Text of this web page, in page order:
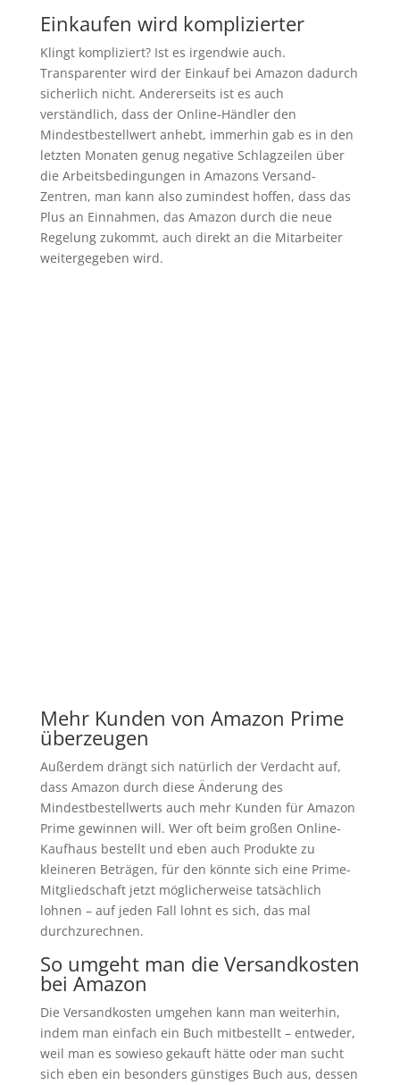
Einkaufen wird komplizierter
Klingt kompliziert? Ist es irgendwie auch.
Transparenter wird der Einkauf bei Amazon dadurch
sicherlich nicht. Andererseits ist es auch
verständlich, dass der Online-Händler den
Mindestbestellwert anhebt, immerhin gab es in den
letzten Monaten genug negative Schlagzeilen über
die Arbeitsbedingungen in Amazons Versand-
Zentren, man kann also zumindest hoffen, dass das
Plus an Einnahmen, das Amazon durch die neue
Regelung zukommt, auch direkt an die Mitarbeiter
weitergegeben wird.
Mehr Kunden von Amazon Prime
überzeugen
Außerdem drängt sich natürlich der Verdacht auf,
dass Amazon durch diese Änderung des
Mindestbestellwerts auch mehr Kunden für Amazon
Prime gewinnen will. Wer oft beim großen Online-
Kaufhaus bestellt und eben auch Produkte zu
kleineren Beträgen, für den könnte sich eine Prime-
Mitgliedschaft jetzt möglicherweise tatsächlich
lohnen – auf jeden Fall lohnt es sich, das mal
durchzurechnen.
So umgeht man die Versandkosten
bei Amazon
Die Versandkosten umgehen kann man weiterhin,
indem man einfach ein Buch mitbestellt – entweder,
weil man es sowieso gekauft hätte oder man sucht
sich eben ein besonders günstiges Buch aus, dessen